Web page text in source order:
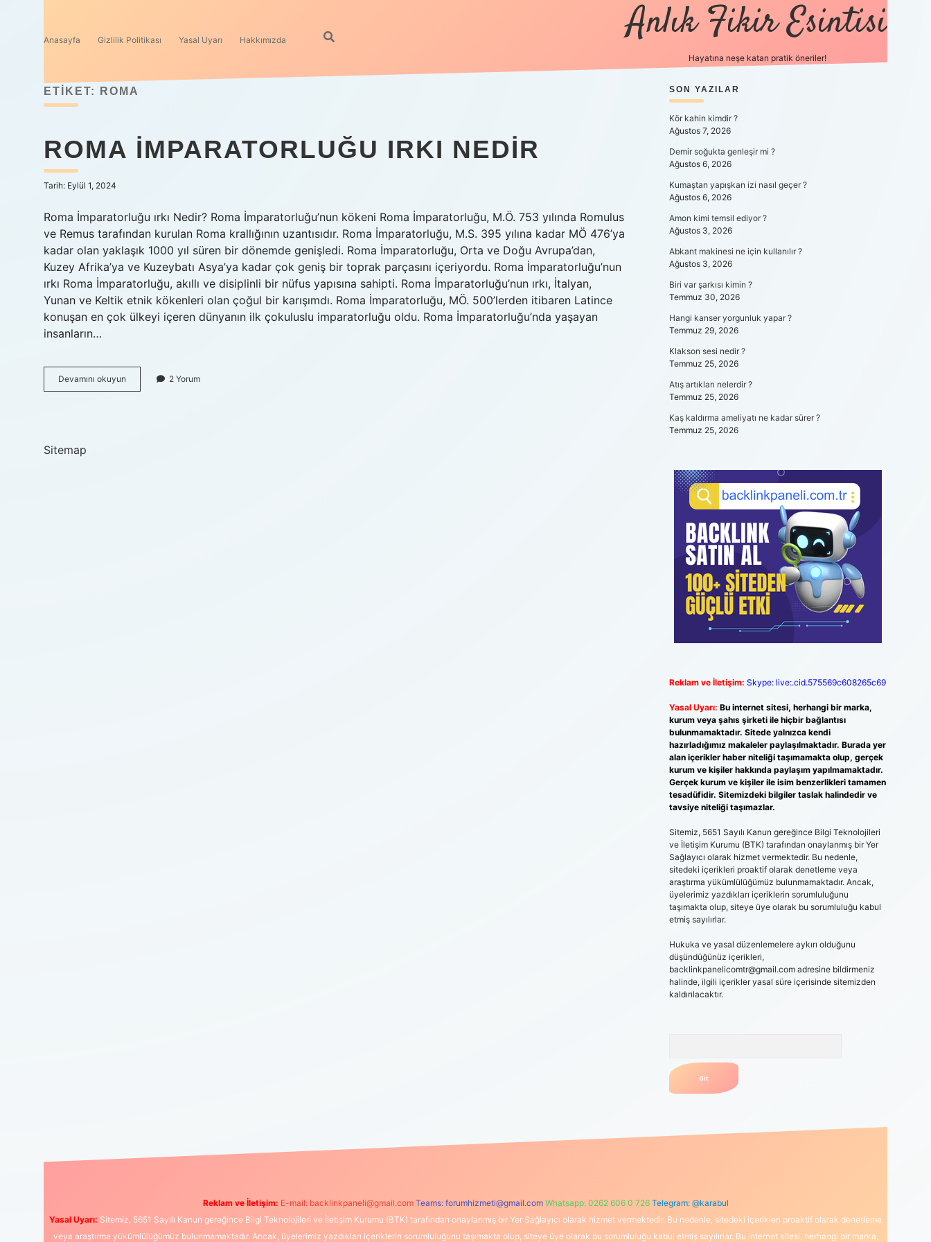
Anasayfa Gizlilik Politikası Yasal Uyarı Hakkımızda Anlık Fikir Esintisi
Hayatına neşe katan pratik öneriler!
ETIKET: ROMA
ROMA İMPARATORLUĞU IRKI NEDIR
Tarih: Eylül 1, 2024
Roma İmparatorluğu ırkı Nedir? Roma İmparatorluğu’nun kökeni Roma İmparatorluğu, M.Ö. 753 yılında Romulus
ve Remus tarafından kurulan Roma krallığının uzantısıdır. Roma İmparatorluğu, M.S. 395 yılına kadar MÖ 476’ya
kadar olan yaklaşık 1000 yıl süren bir dönemde genişledi. Roma İmparatorluğu, Orta ve Doğu Avrupa’dan,
Kuzey Afrika’ya ve Kuzeybatı Asya’ya kadar çok geniş bir toprak parçasını içeriyordu. Roma İmparatorluğu’nun
ırkı Roma İmparatorluğu, akıllı ve disiplinli bir nüfus yapısına sahipti. Roma İmparatorluğu’nun ırkı, İtalyan,
Yunan ve Keltik etnik kökenleri olan çoğul bir karışımdı. Roma İmparatorluğu, MÖ. 500’lerden itibaren Latince
konuşan en çok ülkeyi içeren dünyanın ilk çokuluslu imparatorluğu oldu. Roma İmparatorluğu’nda yaşayan
insanların…
Devamını okuyun
İmparatorluğu
2 Yorum
Sitemap
SIDEBAR
SON YAZILAR
Kör kahin kimdir ?
Ağustos 7, 2026
Demir soğukta genleşir mi ?
Ağustos 6, 2026
Kumaştan yapışkan izi nasıl geçer ?
Ağustos 6, 2026
Amon kimi temsil ediyor ?
Ağustos 3, 2026
Abkant makinesi ne için kullanılır ?
Ağustos 3, 2026
Biri var şarkısı kimin ?
Temmuz 30, 2026
Hangi kanser yorgunluk yapar ?
Temmuz 29, 2026
Klakson sesi nedir ?
Temmuz 25, 2026
Atış artıkları nelerdir ?
Temmuz 25, 2026
Kaş kaldırma ameliyatı ne kadar sürer ?
Temmuz 25, 2026
Reklam ve İletişim: Skype: live:.cid.575569c608265c69
Yasal Uyarı: Bu internet sitesi, herhangi bir marka,
kurum veya şahıs şirketi ile hiçbir bağlantısı
bulunmamaktadır. Sitede yalnızca kendi
hazırladığımız makaleler paylaşılmaktadır. Burada yer
alan içerikler haber niteliği taşımamakta olup, gerçek
kurum ve kişiler hakkında paylaşım yapılmamaktadır.
Gerçek kurum ve kişiler ile isim benzerlikleri tamamen
tesadüfidir. Sitemizdeki bilgiler taslak halindedir ve
tavsiye niteliği taşımazlar.
Sitemiz, 5651 Sayılı Kanun gereğince Bilgi Teknolojileri
ve İletişim Kurumu (BTK) tarafından onaylanmış bir Yer
Sağlayıcı olarak hizmet vermektedir. Bu nedenle,
sitedeki içerikleri proaktif olarak denetleme veya
araştırma yükümlülüğümüz bulunmamaktadır. Ancak,
üyelerimiz yazdıkları içeriklerin sorumluluğunu
taşımakta olup, siteye üye olarak bu sorumluluğu kabul
etmiş sayılırlar.
Hukuka ve yasal düzenlemelere aykırı olduğunu
düşündüğünüz içerikleri,
backlinkpanelicomtr@gmail.comadresine bildirmeniz
halinde, ilgili içerikler yasal süre içerisinde sitemizden
kaldırılacaktır.
Reklam ve İletişim: E-mail: backlinkpaneli@gmail.com Teams: forumhizmeti@gmail.com Whatsapp: 0262 606 0 726 Telegram: @karabul
Yasal Uyarı: Sitemiz, 5651 Sayılı Kanun gereğince Bilgi Teknolojileri ve İletişim Kurumu (BTK) tarafından onaylanmış bir Yer Sağlayıcı olarak hizmet vermektedir. Bu nedenle, sitedeki içerikleri proaktif olarak denetleme
veya araştırma yükümlülüğümüz bulunmamaktadır. Ancak, üyelerimiz yazdıkları içeriklerin sorumluluğunu taşımakta olup, siteye üye olarak bu sorumluluğu kabul etmiş sayılırlar. Bu internet sitesi, herhangi bir marka,